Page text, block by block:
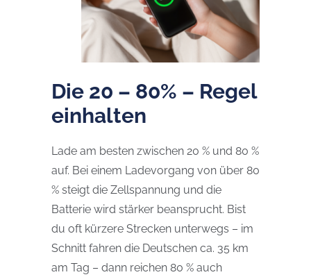
Die 20 – 80% – Regel
einhalten
Lade am besten zwischen 20 % und 80 %
auf. Bei einem Ladevorgang von über 80
% steigt die Zellspannung und die
Batterie wird stärker beansprucht. Bist
du oft kürzere Strecken unterwegs – im
Schnitt fahren die Deutschen ca. 35 km
am Tag – dann reichen 80 % auch